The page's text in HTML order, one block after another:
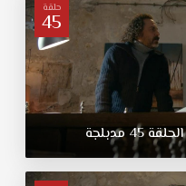
حلقة
45
الحلقة45 مدبلجة